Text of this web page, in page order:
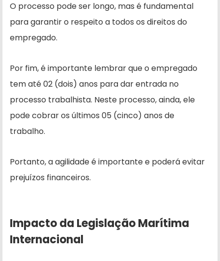
O processo pode ser longo, mas é fundamental
para garantir o respeito a todos os direitos do
empregado.
Por fim, é importante lembrar que o empregado
tem até 02 (dois) anos para dar entrada no
processo trabalhista. Neste processo, ainda, ele
pode cobrar os últimos 05 (cinco) anos de
trabalho.
Portanto, a agilidade é importante e poderá evitar
prejuízos financeiros.
Impacto da Legislação Marítima
Internacional